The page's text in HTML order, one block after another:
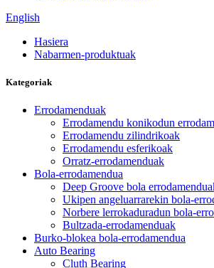
English
Hasiera
Nabarmen-produktuak
Kategoriak
Errodamenduak
Errodamendu konikodun
Errodamendu zilindrikoak
Errodamendu esferikoak
Orratz-errodamenduak
Bola-errodamendua
Deep Groove bola
Ukipen angeluarrarekin bola-
Norbere lerrokaduradun bola-
Bultzada-errodamenduak
Burko-blokea bola-errodamendua
Auto Bearing
Cluth Bearing